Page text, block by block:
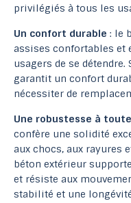
privilégiés à tous les
Un confort durable : le
assises confortables et
usagers de se
garantit un confort
nécessiter de
Une robustesse à
confère une solidité
aux chocs, aux rayures
béton extérieur
et résiste aux
stabilité et une